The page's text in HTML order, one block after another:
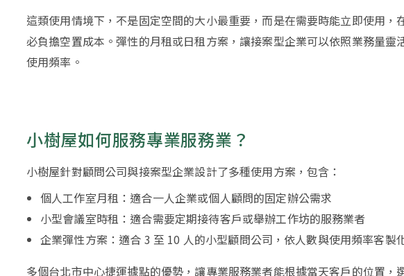
這類使用情境下，不是固定空間的大小最重要，而是在需要時能立即使用，
必負擔空置成本。彈性的月租或日租方案，讓接案型企業可以依照業務量靈
使用頻率。
小樹屋如何服務專業服務業？
小樹屋針對顧問公司與接案型企業設計了多種使用方案，包含：
個人工作室月租：適合一人企業或個人顧問的固定辦公需求
小型會議室時租：適合需要定期接待客戶或舉辦工作坊的服務業者
企業彈性方案：適合 3 至 10 人的小型顧問公司，依人數與使用頻率客製
多個台北市中心捷運據點的優勢，讓專業服務業者能根據當天客戶的位置，